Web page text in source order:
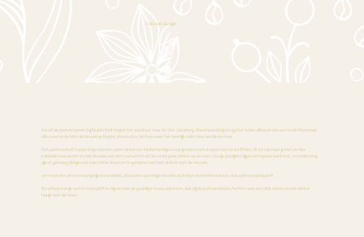
Foto van Google
Vanaf de parkeerplaats bij Muldershof begint het avontuur naar de Sint-Jansberg. Al snel wandel je langs het stalen silhouet van een oude Romeinse
villa waarna de klim de heuvel op begint, dwars door het bos waar het heerlijk ruikt naar aarde en mos.
Het pad kronkelt tussen hoge bomen, open akkers en kleine beekjes waar je even kunt stoppen om te snuffelen. Af en toe hoor je het zachte
kabbelen van water en het draaien van een oud waterrad. De route gaat lekker op en neer (dus je pootjes krijgen een goeie workout), en onderweg
zijn er genoeg plekjes om even stil te staan en te genieten van het uitzicht over de heuvels.
Je moet hier als hond aangelijnd wandelen, al houden sommige honden zich daar niet helemaal aan, dus opletten geblazen!
Na afloop kun je samen neerploffen bij een van de gezellige horecaplekken, vlak bij de parkeerplaats. Perfect voor een slok water en een lekker
hapje voor de baas.